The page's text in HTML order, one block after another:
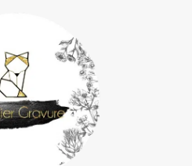
de commander
bébé minky et